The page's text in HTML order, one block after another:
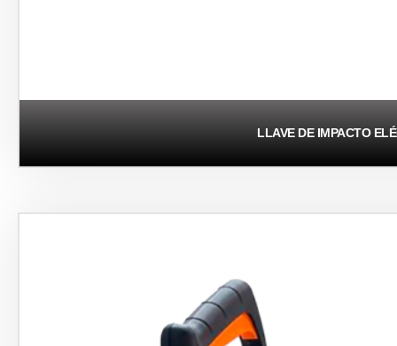
LLAVE DE IMPACTO